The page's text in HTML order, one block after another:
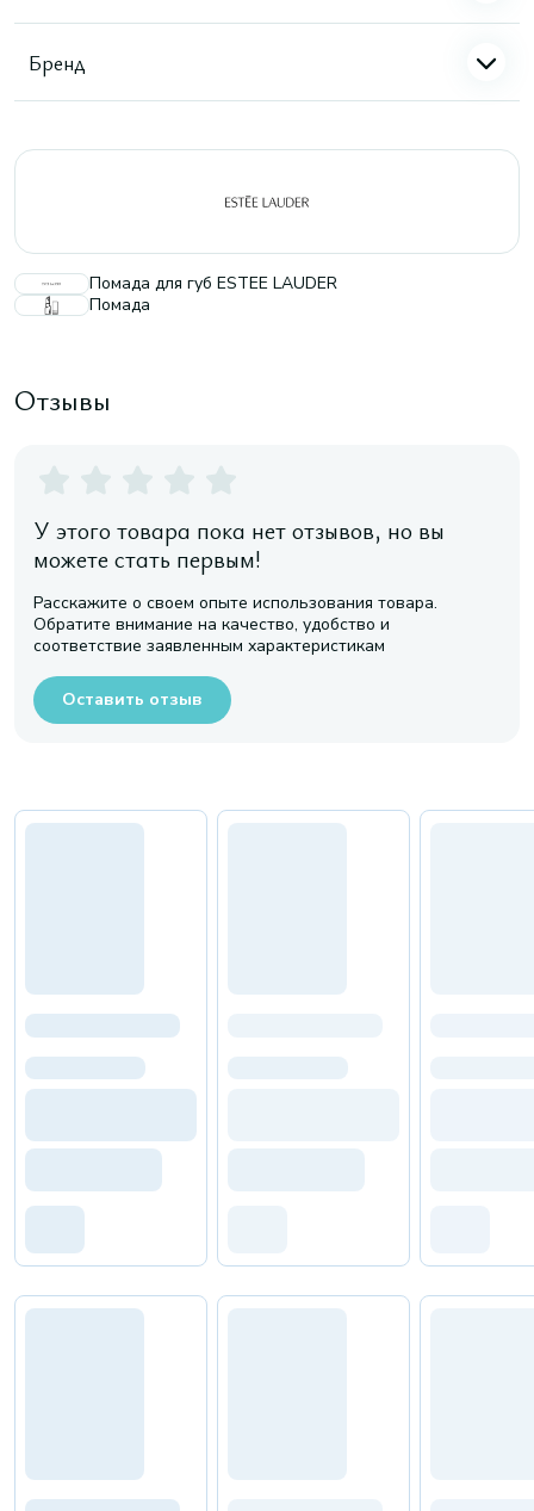
Бренд
Помада для губ ESTEE LAUDER
Помада
Отзывы
У этого товара пока нет отзывов, но вы
можете стать первым!
Расскажите о своем опыте использования товара.
Обратите внимание на качество, удобство и
соответствие заявленным характеристикам
Оставить отзыв